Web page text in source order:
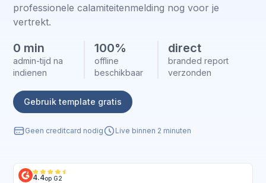
professionele calamiteitenmelding nog voor je
vertrekt.
0 min
admin-tijd na
indienen
100%
offline
beschikbaar
direct
branded report
verzonden
Gebruik template gratis
Geen creditcard nodig Live binnen 2 minuten
4.4op G2